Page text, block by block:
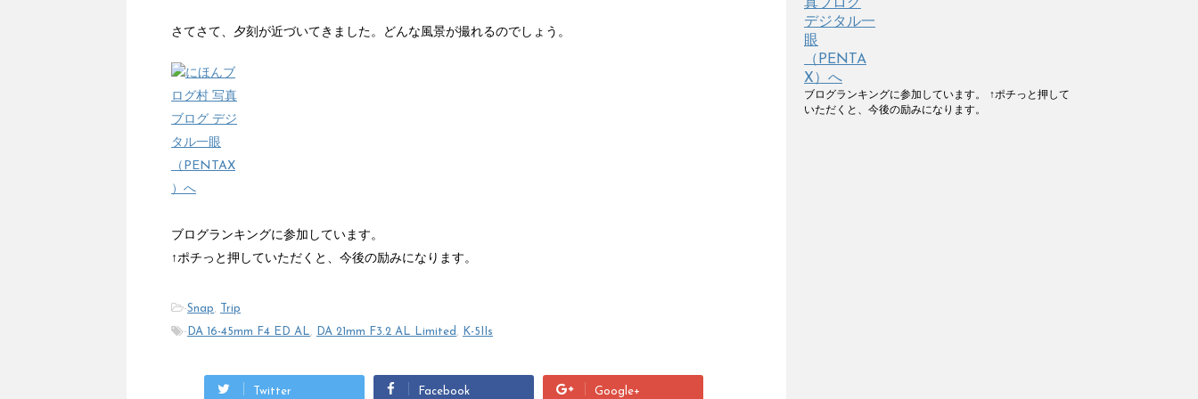
さてさて、夕刻が近づいてきました。どんな風景が撮れるのでしょう。
ブログランキングに参加しています。
↑ポチっと押していただくと、今後の励みになります。
-Snap,
Trip
- DA 16-45mm F4 ED AL, DA 21mm F3.2 AL Limited , K-5IIs
Twitter Facebook Google+
ブログランキングに参加しています。 ↑ポチっと押して
いただくと、今後の励みになります。